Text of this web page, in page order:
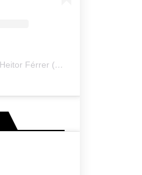
Um post compartilhado por Heitor Férrer (@heitor_ferrer77)